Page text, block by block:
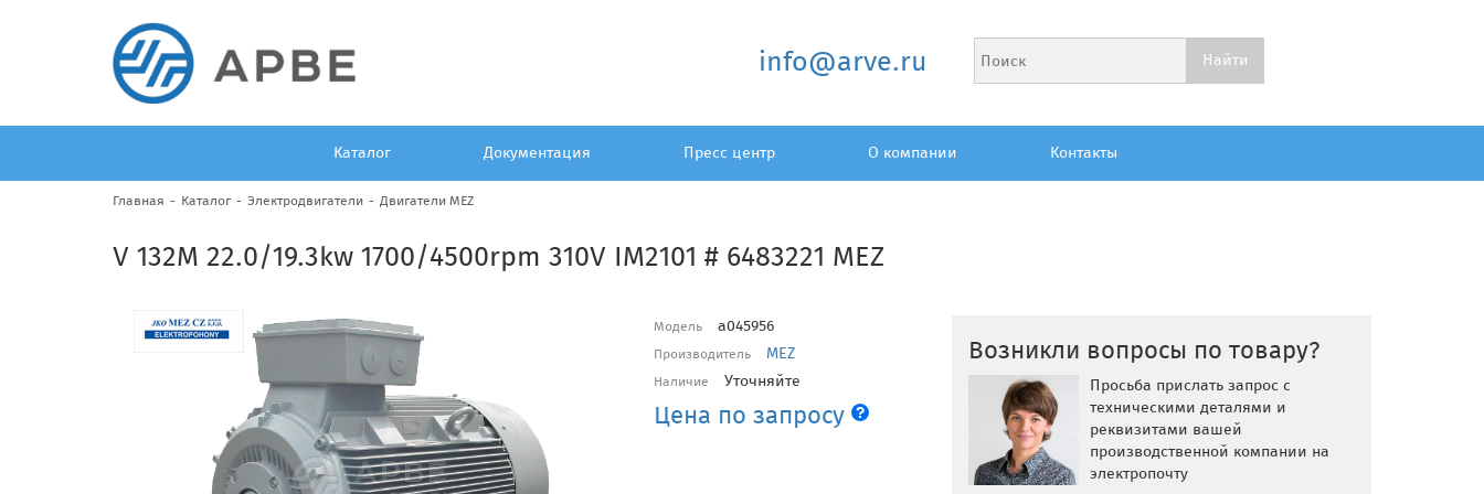
info@arve.ru
Каталог Документация Пресс центр О компании Контакты
Главная Каталог Электродвигатели Двигатели MEZ
V 132M 22.0/19.3kw 1700/4500rpm 310V IM2101 # 6483221 MEZ
Модель a045956
Производитель MEZ
Наличие Уточняйте
Цена по запросу
Возникли вопросы по товару?
Просьба прислать запрос с
техническими деталями и
реквизитами вашей
производственной компании на
электропочту